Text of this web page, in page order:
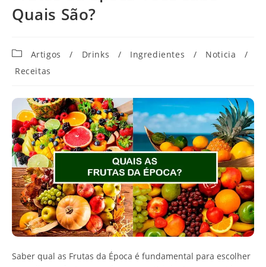
Quais São?
Categoria
post:
Artigos / Drinks / Ingredientes / Noticia
/
Receitas
Saber qual as Frutas da Época é fundamental para escolher